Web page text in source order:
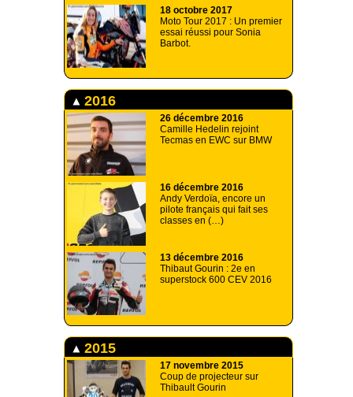
18 octobre 2017
Moto Tour 2017 : Un premier
essai réussi pour Sonia
Barbot.
2016
26 décembre 2016
Camille Hedelin rejoint
Tecmas en EWC sur BMW
16 décembre 2016
Andy Verdoïa, encore un
pilote français qui fait ses
classes en (…)
13 décembre 2016
Thibaut Gourin : 2e en
superstock 600 CEV 2016
2015
17 novembre 2015
Coup de projecteur sur
Thibault Gourin